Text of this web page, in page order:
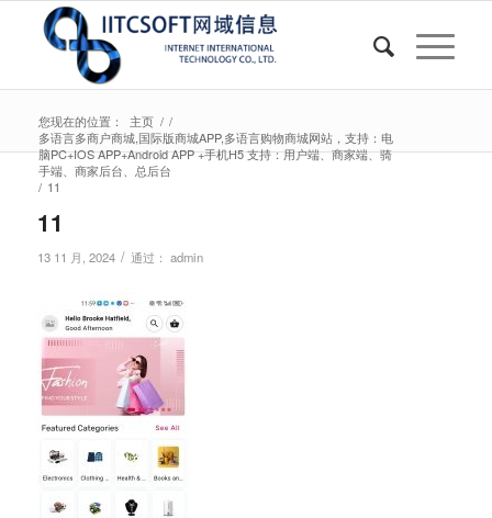
您现在的位置： 主页 / /
多语言多商户商城,国际版商城APP,多语言购物商城网站，支持：电
脑PC+IOS APP+Android APP +手机H5 支持：用户端、商家端、骑
手端、商家后台、总后台
/ 11
11
13 11 月, 2024 / 通过： admin